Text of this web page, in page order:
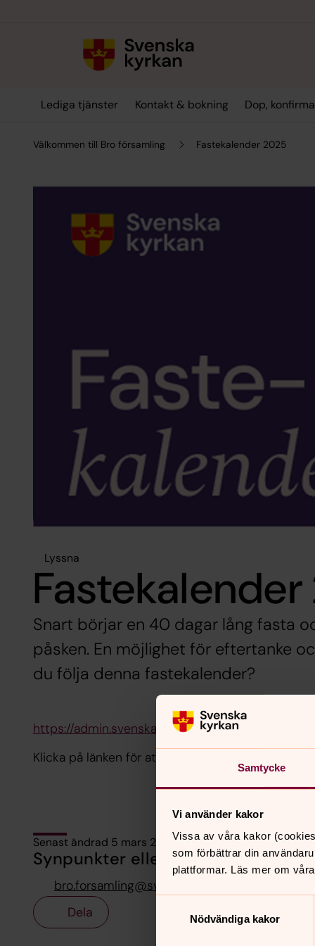
Samtycke
Vi använder kakor
Vissa av våra kakor
som förbättrar din
plattformar. Läs mer om
Nödvändiga kakor
Lediga tjänster Kontakt & bokning Dop,
Välkommen till Bro församling Fastekalender 2025
Lyssna
Snart börjar en 40 dagar lång fasta
påsken. En möjlighet för eftertanke
du följa denna fastekalender?
https://admin.svenskakyrkan.se/filer/801218/
Klicka på länken för att ladda ner den som en pdf.
Senast ändrad 5 mars 2025
Synpunkter eller frågor på sidans
bro.forsamling@svenskakyrkan.se
Dela